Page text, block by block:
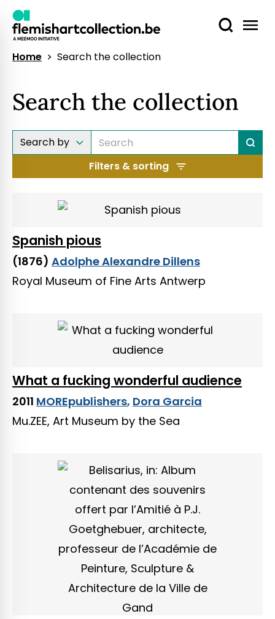
Home Search the collection
Search the collection
Filters & sorting
Spanish pious
(1876) Adolphe Alexandre Dillens
Royal Museum of Fine Arts Antwerp
What a fucking wonderful audience
2011 MOREpublishers, Dora Garcia
Mu.ZEE, Art Museum by the Sea